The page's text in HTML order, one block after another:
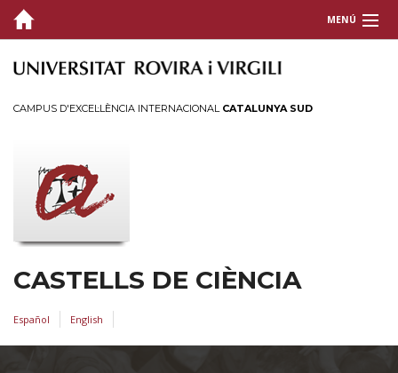
MENÚ
ARQUITECTURA I ENGINYERIES
CIÈNCIES DE LA SALUT
CIÈNCIES SOCIALS I JURÍDIQUES
CAMPUS D'EXCEL·LÈNCIA INTERNACIONAL CATALUNYA SUD
CASTELLS DE CIÈNCIA
Español English